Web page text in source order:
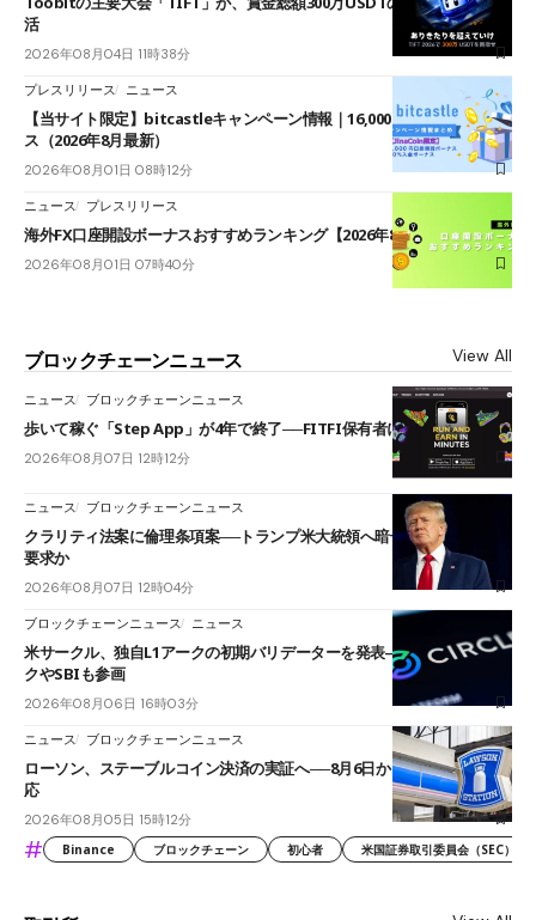
活
2026年08月04日 11時38分
プレスリリース ニュース
【当サイト限定】bitcastleキャンペーン情報｜16,000円口座開設ボーナ
ス（2026年8月最新）
2026年08月01日 08時12分
ニュース プレスリリース
海外FX口座開設ボーナスおすすめランキング【2026年8月最新】
2026年08月01日 07時40分
ブロックチェーンニュース View All
ニュース ブロックチェーンニュース
歩いて稼ぐ「Step App」が4年で終了──FITFI保有者に対応呼びかけ
2026年08月07日 12時12分
ニュース ブロックチェーンニュース
クラリティ法案に倫理条項案──トランプ米大統領へ暗号資産事業の売却
要求か
2026年08月07日 12時04分
ブロックチェーンニュース ニュース
米サークル、独自L1アークの初期バリデーターを発表――ブラックロッ
クやSBIも参画
2026年08月06日 16時03分
ニュース ブロックチェーンニュース
ローソン、ステーブルコイン決済の実証へ──8月6日からJPYCやUSDC対
応
2026年08月05日 15時12分
# Binance ブロックチェーン 初心者 米国証券取引委員会（SEC）